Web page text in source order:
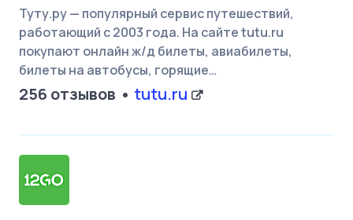
Туту.ру — популярный сервис путешествий,
работающий с 2003 года. На сайте tutu.ru
покупают онлайн ж/д билеты, авиабилеты,
билеты на автобусы, горящие…
256 отзывов tutu.ru